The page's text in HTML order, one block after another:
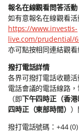
報名在線觀看問答活動
如有意報名在線觀看
https://www.investis-
live.com/prudential/
亦可點按相同連結觀看
撥打電話詳情
各界可撥打電話收聽
電話會議的電話線路
（即下午四時正（香港
四時正（東部時間） ）
撥打電話號碼：+44